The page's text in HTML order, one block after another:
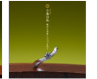
の高い婚約指輪作品とな
ある二人にも、ピッタリ
いデザインとなっており